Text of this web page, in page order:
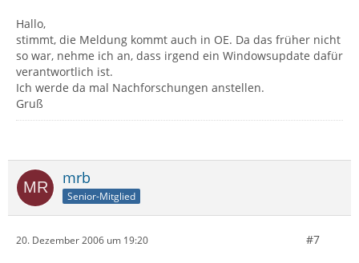
Hallo,
stimmt, die Meldung kommt auch in OE. Da das früher nicht
so war, nehme ich an, dass irgend ein Windowsupdate dafür
verantwortlich ist.
Ich werde da mal Nachforschungen anstellen.
Gruß
mrb
Senior-Mitglied
20. Dezember 2006 um 19:20 #7